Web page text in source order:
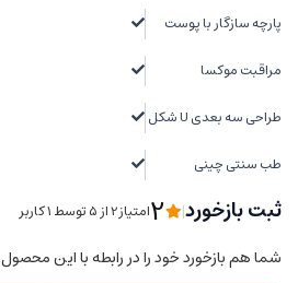
پارچه سازگار با پوست
مراقبت موکسا
طراحی سه بعدی U شکل
طب سنتی چینی
ثبت بازخورد|
2امتیاز2 از ۵ توسط 1 کاربر
شما هم بازخورد خود را در رابطه با این